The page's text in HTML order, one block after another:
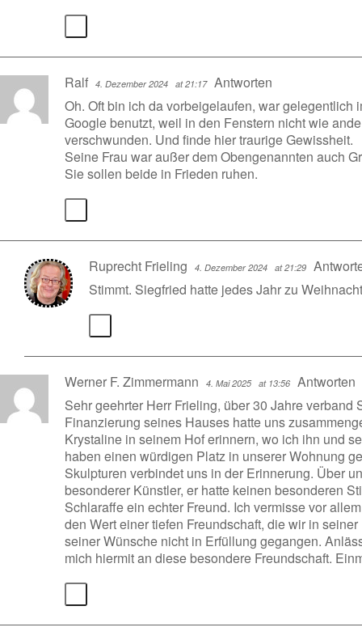
Ralf 4. Dezember 2024 at 21:17 Antworten
Oh. Oft bin ich da vorbeigelaufen, war
Google benutzt, weil in den Fenstern nicht wie
verschwunden. Und finde hier traurige Gewissheit.
Seine Frau war außer dem Obengenannten auch
Sie sollen beide in Frieden ruhen.
Ruprecht Frieling 4. Dezember 2024 at 21:29
Stimmt. Siegfried hatte jedes Jahr zu
Werner F. Zimmermann 4. Mai 2025 at 13:56 Antworten
Sehr geehrter Herr Frieling, über 30 Jahre
Finanzierung seines Hauses hatte uns
Krystaline in seinem Hof erinnern, wo ich ihn und
haben einen würdigen Platz in unserer Wohnung
Skulpturen verbindet uns in der Erinnerung. Über
besonderer Künstler, er hatte keinen besonderen
Schlaraffe ein echter Freund. Ich vermisse vor
den Wert einer tiefen Freundschaft, die wir in
seiner Wünsche nicht in Erfüllung gegangen.
mich hiermit an diese besondere Freundschaft.